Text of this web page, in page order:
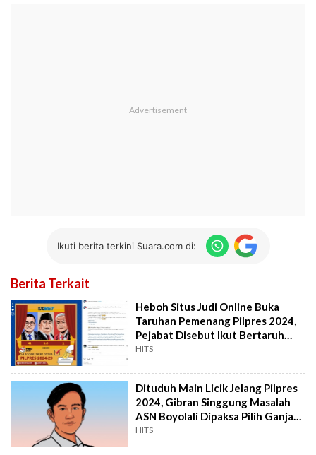
Ikuti berita terkini Suara.com di:
Berita Terkait
Heboh Situs Judi Online Buka
Taruhan Pemenang Pilpres 2024,
Pejabat Disebut Ikut Bertaruh
Ratusan Juta
HITS
Dituduh Main Licik Jelang Pilpres
2024, Gibran Singgung Masalah
ASN Boyolali Dipaksa Pilih Ganjar-
Mahfud
HITS